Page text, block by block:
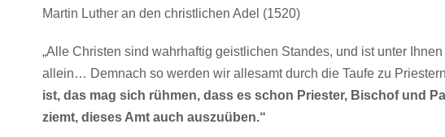
Martin Luther an den christlichen Adel (1520)
„Alle Christen sind wahrhaftig geistlichen Standes, und ist unter
allein… Demnach so werden wir allesamt durch die Taufe zu
ist, das mag sich rühmen, dass es schon Priester, Bischof und
ziemt, dieses Amt auch auszuüben.“